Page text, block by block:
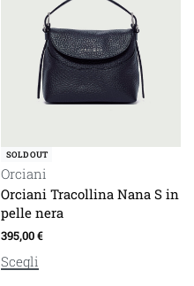
SOLD OUT
Orciani
Orciani Tracollina Nana S in
pelle nera
395,00€
Scegli